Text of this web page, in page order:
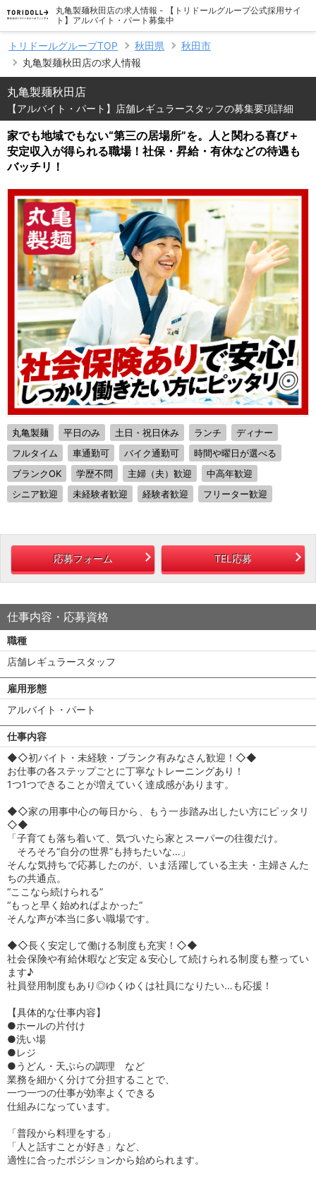
丸亀製麺秋田店の求人情報 - 【トリドールグループ公式採用サイ
ト】アルバイト・パート募集中
トリドールグループTOP 秋田県
秋田市
丸亀製麺秋田店の求人情報
丸亀製麺秋田店
【アルバイト・パート】店舗レギュラースタッフの募集要項詳細
家でも地域でもない“第三の居場所”を。人と関わる喜び＋
安定収入が得られる職場！社保・昇給・有休などの待遇も
バッチリ！
丸亀製麺 平日のみ 土日・祝日休み ランチ
ディナー
フルタイム
車通勤可 バイク通勤可
時間や曜日が選べる
ブランクOK
学歴不問 主婦（夫）歓迎
中高年歓迎
シニア歓迎
未経験者歓迎 経験者歓迎 フリーター歓迎
応募フォーム TEL応募
仕事内容・応募資格
職種
店舗レギュラースタッフ
雇用形態
アルバイト・パート
仕事内容
◆◇初バイト・未経験・ブランク有みなさん歓迎！◇◆
お仕事の各ステップごとに丁寧なトレーニングあり！
1つ1つできることが増えていく達成感があります。
◆◇家の用事中心の毎日から、もう一歩踏み出したい方にピッタリ
◇◆
「子育ても落ち着いて、気づいたら家とスーパーの往復だけ。
そろそろ“自分の世界”も持ちたいな…」
そんな気持ちで応募したのが、いま活躍している主夫・主婦さんた
ちの共通点。
“ここなら続けられる”
“もっと早く始めればよかった”
そんな声が本当に多い職場です。
◆◇長く安定して働ける制度も充実！◇◆
社会保険や有給休暇など安定＆安心して続けられる制度も整ってい
ます♪
社員登用制度もあり◎ゆくゆくは社員になりたい…も応援！
【具体的な仕事内容】
●ホールの片付け
●洗い場
●レジ
●うどん・天ぷらの調理 など
業務を細かく分けて分担することで、
一つ一つの仕事が効率よくできる
仕組みになっています。
「普段から料理をする」
「人と話すことが好き」など、
適性に合ったポジションから始められます。